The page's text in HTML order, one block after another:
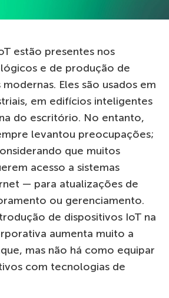
estão presentes nos
e de produção de
Eles são usados ​​em
em edifícios inteligentes
do escritório. No entanto,
levantou preocupações;
que muitos
acesso a sistemas
— para atualizações de
ou gerenciamento.
de dispositivos IoT na
aumenta muito a
mas não há como equipar
com tecnologias de